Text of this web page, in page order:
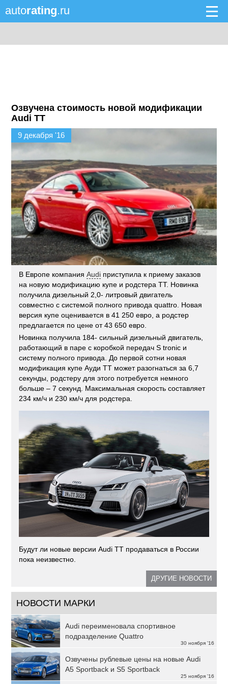
autorating.ru
Озвучена стоимость новой модификации
Audi TT
9 декабря '16
В Европе компанияAudi приступила к приему заказов
на новую модификацию купе и родстера TT. Новинка
получила дизельный 2,0- литровый двигатель
совместно с системой полного привода quattro. Новая
версия купе оценивается в 41 250 евро, а родстер
предлагается по цене от 43 650 евро.
Новинка получила 184- сильный дизельный двигатель,
работающий в паре с коробкой передач S tronic и
систему полного привода. До первой сотни новая
модификация купе Ауди ТТ может разогнаться за 6,7
секунды, родстеру для этого потребуется немного
больше – 7 секунд. Максимальная скорость составляет
234 км/ч и 230 км/ч для родстера.
Будут ли новые версии Audi TT продаваться в России
пока неизвестно.
ДРУГИЕ НОВОСТИ
НОВОСТИ МАРКИ
30 ноября '16
Audi переименовала спортивное
подразделение Quattro
25 ноября '16
Озвучены рублевые цены на новые Audi
A5 Sportback и S5 Sportback